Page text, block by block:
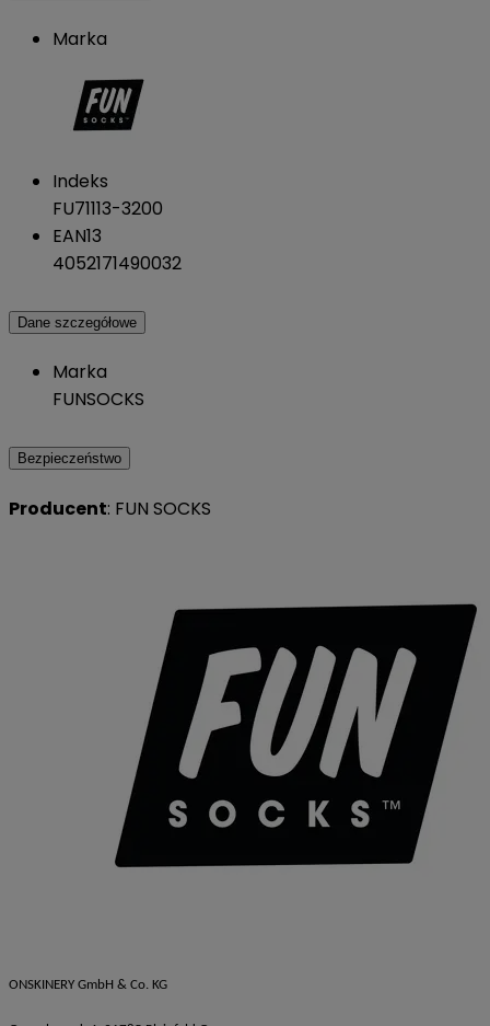
Marka
Indeks
FU71113-3200
EAN13
4052171490032
Dane szczegółowe
Marka
FUNSOCKS
Bezpieczeństwo
Producent: FUN SOCKS
ONSKINERY GmbH & Co. KG